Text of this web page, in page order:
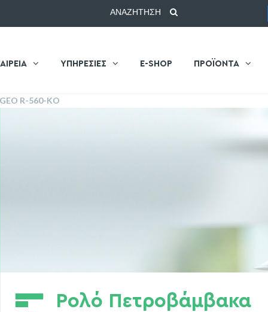
ΑΝΑΖΗΤΗΣΗ
ΥΠΗΡΕΣΙΕΣ E-SHOP ΠΡΟΪΟΝΤΑ
R-560-KO
Ρολό Πετροβάμβακα